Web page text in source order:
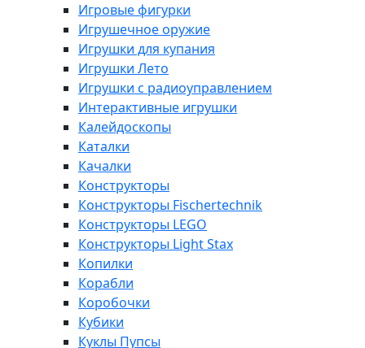
Игровые фигурки
Игрушечное оружие
Игрушки для купания
Игрушки Лето
Игрушки с радиоуправлением
Интерактивные игрушки
Калейдоскопы
Каталки
Качалки
Конструкторы
Конструкторы Fisсhertechnik
Конструкторы LEGO
Конструкторы Light Stax
Копилки
Корабли
Коробочки
Кубики
Куклы Пупсы